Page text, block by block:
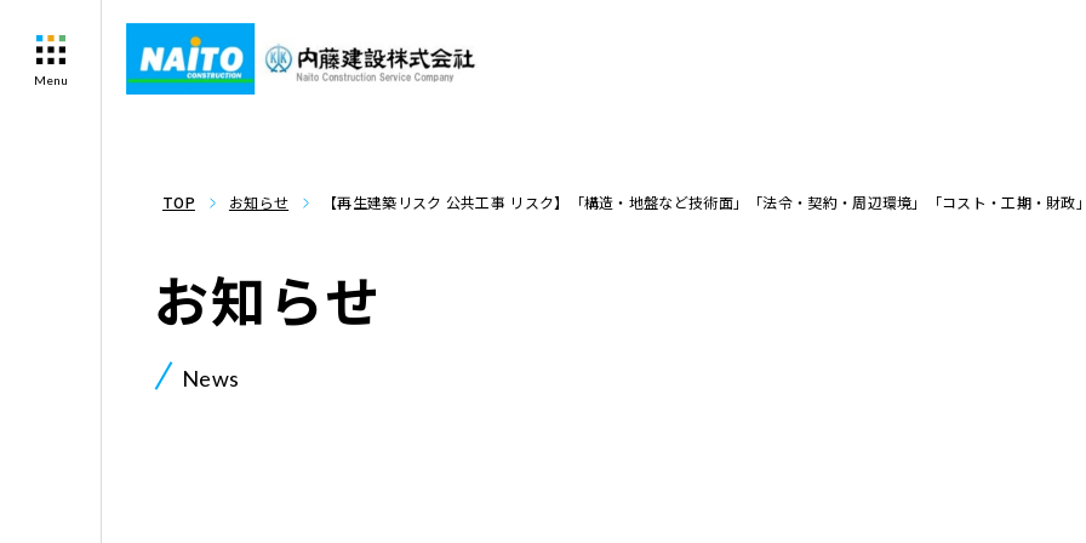
Menu
TOP お知らせ
【再生建築リスク 公共工事 リスク】「構造・地盤など技術面」「法令・契約・周辺環境」「コスト・工期・財
News
お知らせ